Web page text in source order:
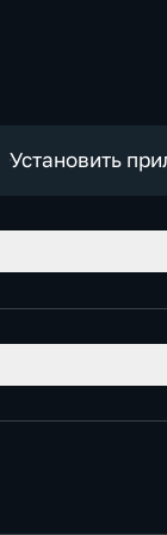
Установить